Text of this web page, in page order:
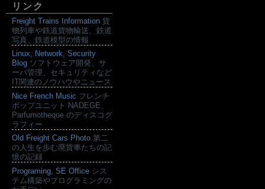
リンク
Freight Trains Information 貨
物列車や鉄道貨物輸送、鉄道
写真、鉄道模型の情報
Linux, Network, Security
Blog ソフトウェア開発、サ
ーバ管理、セキュリティなど
IT関連のノウハウやニュース
Nice French Music フレンチ
ポップユニット NADEGE、
Parfumotheque のディスコグ
ラフィー
Old Freight Cars Photo 第二
の人生を歩む廃貨車たちの記
憶の記録
Programing, SE Office シス
テム構築やプログラミングの